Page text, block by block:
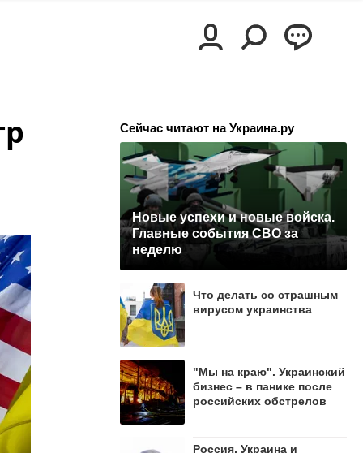
Сейчас читают на Украина.ру
Новые успехи и новые войска.
Главные события СВО за
неделю
Что делать со страшным
вирусом украинства
"Мы на краю". Украинский
бизнес – в панике после
российских обстрелов
Россия, Украина и